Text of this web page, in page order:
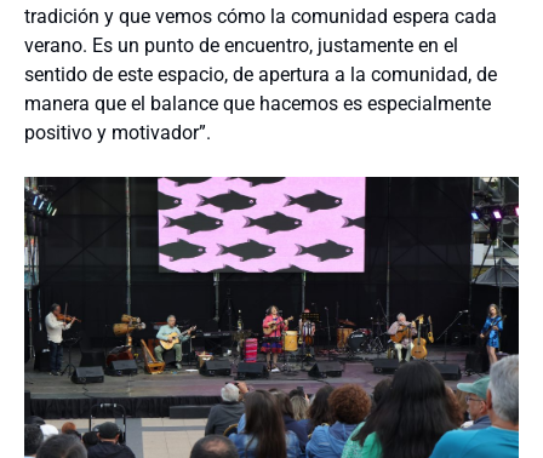
tradición y que vemos cómo la comunidad espera cada
verano. Es un punto de encuentro, justamente en el
sentido de este espacio, de apertura a la comunidad, de
manera que el balance que hacemos es especialmente
positivo y motivador”.